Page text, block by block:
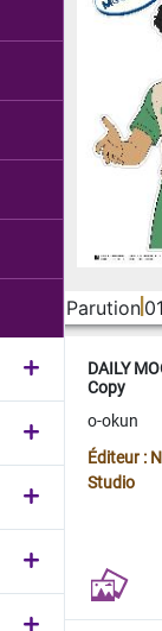
Parution
DAILY
Copy
o-okun
Éditeur :
Studio